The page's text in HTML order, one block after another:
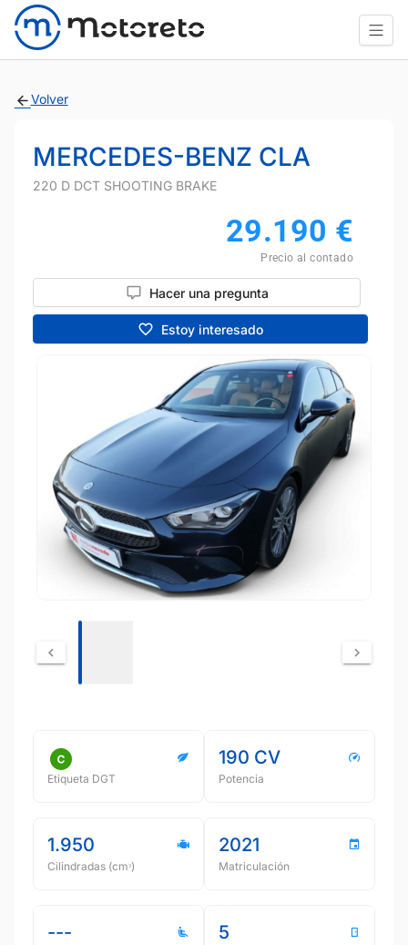
Volver
MERCEDES-BENZ CLA
220 D DCT SHOOTING BRAKE
29.190 €
Precio al contado
Hacer una pregunta
Estoy interesado
Etiqueta DGT
190 CV
Potencia
1.950
Cilindradas (cmᵌ)
2021
Matriculación
--- 5